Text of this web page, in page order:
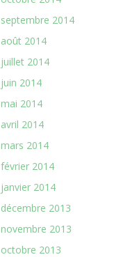
septembre 2014
août 2014
juillet 2014
juin 2014
mai 2014
avril 2014
mars 2014
février 2014
janvier 2014
décembre 2013
novembre 2013
octobre 2013